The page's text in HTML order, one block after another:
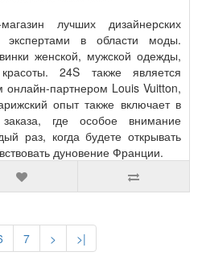
лучших дизайнерских
в области моды.
женской, мужской одежды,
24S также является
партнером Louis Vuitton,
опыт также включает в
где особое внимание
раз, когда будете открывать
дуновение Франции.
7 > >|